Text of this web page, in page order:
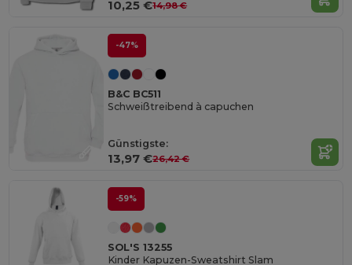
10,25 €14,98 €
-47%
B&C BC511
Schweißtreibend à capuchen
Günstigste:
13,97 €26,42 €
-59%
SOL'S 13255
Kinder Kapuzen-Sweatshirt Slam